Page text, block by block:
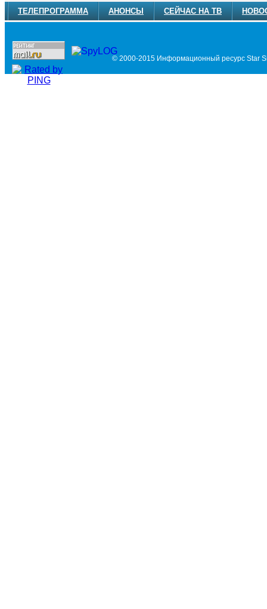
ТЕЛЕПРОГРАММА АНОНСЫ СЕЙЧАС НА ТВ
© 2000-2015 Информационный ресурс Star